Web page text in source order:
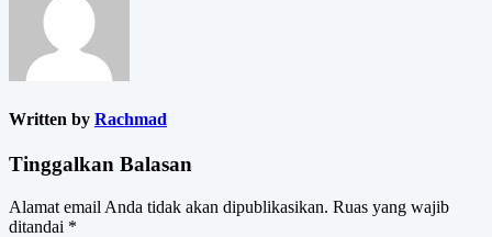
Written by Rachmad
Tinggalkan Balasan
Alamat email Anda tidak akan dipublikasikan. Ruas yang wajib
ditandai *